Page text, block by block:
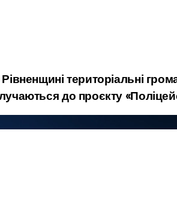
територіальні
до проєкту